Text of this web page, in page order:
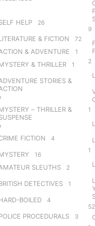
HELP 26
& FICTION 72
& ADVENTURE 1
& THRILLER 1
STORIES &
– THRILLER &
FICTION 4
16
SLEUTHS 2
DETECTIVES 1
BOILED 4
PROCEDURALS 3
9
2
1
1
52